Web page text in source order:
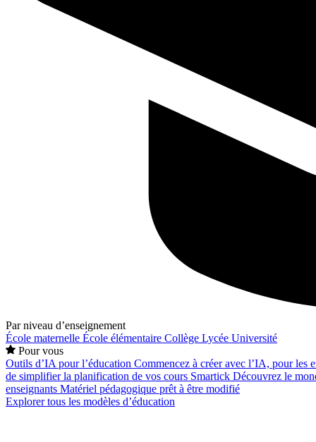
Par niveau d’enseignement
École maternelle École élémentaire Collège Lycée Université
Pour vous
Outils d’IA pour l’éducation Commencez à créer avec l’IA, pour les
de simplifier la planification de vos cours Smartick Découvrez le
enseignants Matériel pédagogique prêt à être modifié
Explorer tous les modèles d’éducation